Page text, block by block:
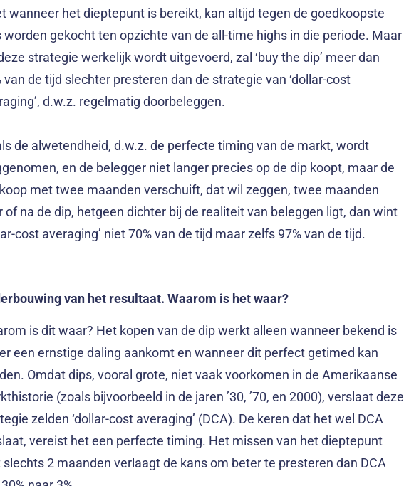
wanneer het dieptepunt is bereikt, kan altijd tegen de goedkoopste
worden gekocht ten opzichte van de all-time highs in die periode. Maar
strategie werkelijk wordt uitgevoerd, zal ‘buy the dip’ meer dan
van de tijd slechter presteren dan de strategie van ‘dollar-cost
d.w.z. regelmatig doorbeleggen.
de alwetendheid, d.w.z. de perfecte timing van de markt, wordt
en de belegger niet langer precies op de dip koopt, maar de
met twee maanden verschuift, dat wil zeggen, twee maanden
of na de dip, hetgeen dichter bij de realiteit van beleggen ligt, dan wint
cost averaging’ niet 70% van de tijd maar zelfs 97% van de tijd.
van het resultaat. Waarom is het waar?
is dit waar? Het kopen van de dip werkt alleen wanneer bekend is
een ernstige daling aankomt en wanneer dit perfect getimed kan
Omdat dips, vooral grote, niet vaak voorkomen in de Amerikaanse
(zoals bijvoorbeeld in de jaren ’30, ’70, en 2000), verslaat deze
zelden ‘dollar-cost averaging’ (DCA). De keren dat het wel DCA
vereist het een perfecte timing. Het missen van het dieptepunt
slechts 2 maanden verlaagt de kans om beter te presteren dan DCA